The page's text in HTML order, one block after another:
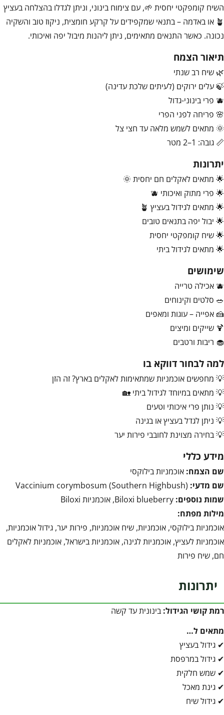
השיח קומפקטי יחסית 🌱, עם צימוח בינוני, וניתן לגדלו בהצלחה בעציץ
🪴 או באדמה – בתנאי שמקפידים על קרקע חומצית, ניקוז טוב והשקיה
נכונה. כאשר התנאים מתאימים, ניתן ליהנות מיבול יפה ואיכותי.
תיאור הצמח
🌿 שיח רב שנתי
🍃 עלים ירוקים (לעיתים שלכת עדינה)
🫐 פרי בינוני-גדול
🌸 פריחה לפני הפרי
🌞 מתאים לשמש מלאה עד חצי צל
📏 גובה: 1–2 מטר
יתרונות
🌟 מתאים לאקלים חם יחסית 🌞
🌟 פרי מתוק ואיכותי 🫐
🌟 מתאים לגידול בעציץ 🪴
🌟 יבול יפה בתנאים טובים
🌟 שיח קומפקטי יחסית
🌟 מתאים לגידול ביתי
שימושים
🫐 אכילה טרייה
🥗 סלטים וקינוחים
🍰 אפייה – עוגות ומאפים
🍹 שייקים ומיצים
🧁 ריבות ורטבים
למה לבחור דווקא בו
💡 מחפשים אוכמניות שמתאימות לאקלים בארץ? זה הזן
💡 מתאים במיוחד לגידול ביתי 🏡
💡 נותן פרי איכותי וטעים
💡 ניתן לגדל בעציץ או בגינה
💡 בחירה מצוינת לחובבי פירות יער
מידע כללי
שם הצמח: אוכמניות בילוקסי
שם מדעי:
שמות נוספים:
מילות מפתח:
אוכמניות בילוקסי, אוכמניות, שיח אוכמניות, פירות יער, גידול אוכמניות,
אוכמניות לעציץ, אוכמניות לגינה, אוכמניות בישראל, אוכמניות לאקלים
חם, שיח פירות
יתרונות
רמת קושי הגידול: בינונית עד קשה
מתאים ל…
✔ גידול בעציץ
✔ גידול במרפסת
✔ שמש חלקית
✔ גינת מאכל
✔ גידול שיח